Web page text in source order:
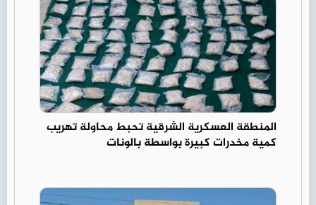
المنطقة العسكرية الشرقية تحبط محاولة تهريب
كمية مخدرات كبيرة بواسطة بالونات